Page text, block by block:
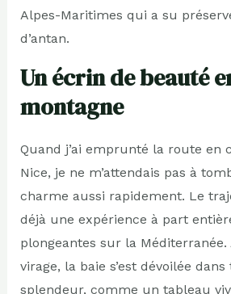
Alpes-Maritimes qui a su
d’antan.
Un écrin de beauté
montagne
Quand j’ai emprunté la route en
Nice, je ne m’attendais pas à
charme aussi rapidement. Le
déjà une expérience à part
plongeantes sur la Méditerranée.
virage, la baie s’est dévoilée
splendeur, comme un tableau